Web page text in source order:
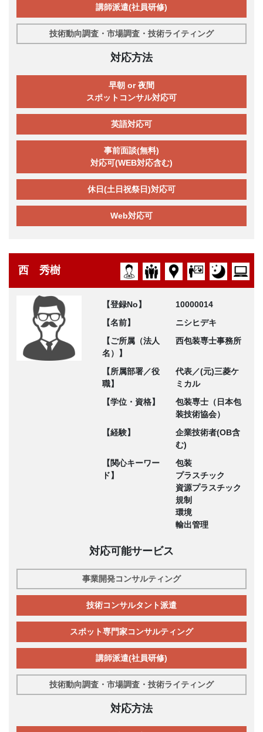
講師派遣(社員研修)
技術動向調査・市場調査・技術ライティング
対応方法
早朝 or 夜間
スポットコンサル対応可
英語対応可
事前面談(無料)
対応可(WEB対応含む)
休日(土日祝祭日)対応可
Web対応可
西 秀樹
【登録No】
10000014
【名前】
ニシヒデキ
【ご所属（法人
名）】
西包装専士事務所
【所属部署／役
職】
代表／(元)三菱ケ
ミカル
【学位・資格】
包装専士（日本包
装技術協会）
【経験】
企業技術者(OB含
む)
【関心キーワー
ド】
包装
プラスチック
資源プラスチック
規制
環境
輸出管理
対応可能サービス
事業開発コンサルティング
技術コンサルタント派遣
スポット専門家コンサルティング
講師派遣(社員研修)
技術動向調査・市場調査・技術ライティング
対応方法